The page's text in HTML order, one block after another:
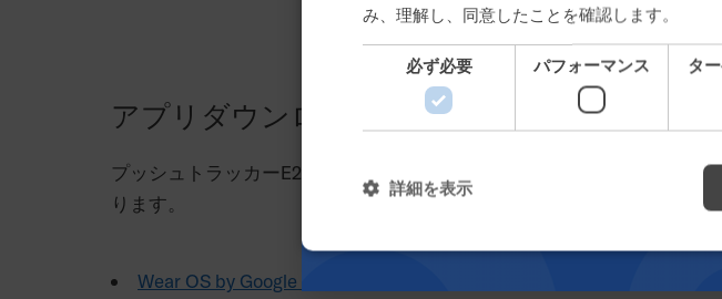
アプリダウンロードリンク
プッシュトラッカーE2のセットアップで必要なスマートフォンアプリの
ります。
Wear OS by Google（iOS）
み、理解し、同意したことを確認します。
必ず必要 パフォーマンス タ
詳細を表示